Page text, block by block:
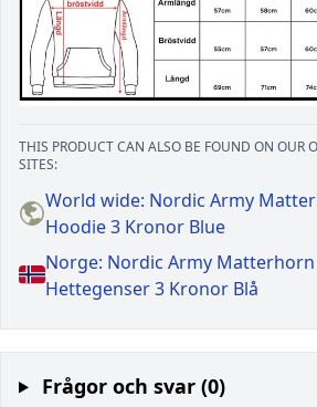
THIS PRODUCT CAN ALSO BE FOUND ON OUR
SITES:
World wide: Nordic Army
Hoodie 3 Kronor Blue
Norge: Nordic Army Matterhorn
Hettegenser 3 Kronor Blå
Frågor och svar (0)